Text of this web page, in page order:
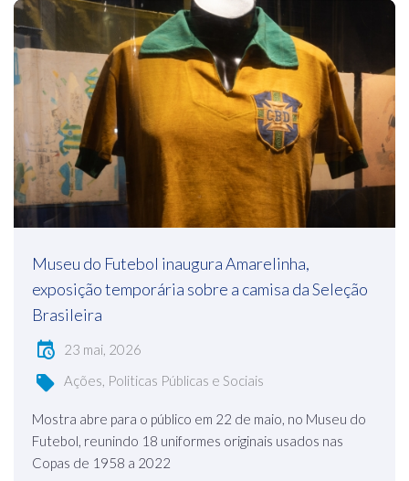
Museu do Futebol inaugura Amarelinha,
exposição temporária sobre a camisa da Seleção
Brasileira
23 mai, 2026
Ações, Politicas Públicas e Sociais
Mostra abre para o público em 22 de maio, no Museu do
Futebol, reunindo 18 uniformes originais usados nas
Copas de 1958 a 2022